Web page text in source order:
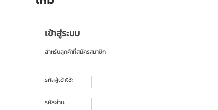
ขั้นตอนการสั่งซื้อ
ข่าวสาร
โปรโมชั่น
เข้าสู่ระบบ
สำหรับลูกค้าที่สมัครสมาชิก
รหัสผู้เข้าใช้:
รหัสผ่าน: